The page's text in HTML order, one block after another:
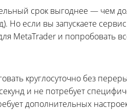
срок выгоднее — чем
Но если вы запускаете
MetaTrader и попробовать
круглосуточно без
и не потребует
дополнительных